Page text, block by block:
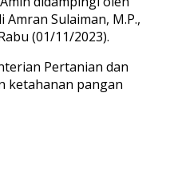
Amran Sulaiman, M.P.,
(01/11/2023).
Pertanian dan
ketahanan pangan